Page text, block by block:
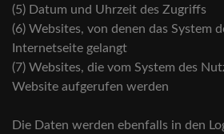
(5) Datum und Uhrzeit des Zugriffs
(6) Websites, von denen das System
Internetseite gelangt
(7) Websites, die vom System des
Website aufgerufen werden
Die Daten werden ebenfalls in den